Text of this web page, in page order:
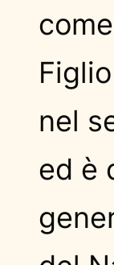
nel
ed è